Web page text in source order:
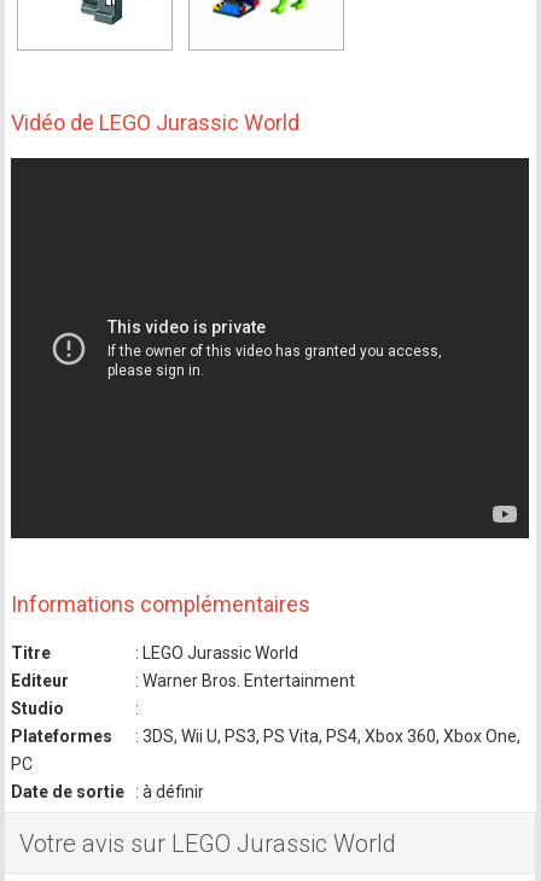
Vidéo de LEGO Jurassic World
Informations complémentaires
Titre
: LEGO Jurassic World
Editeur
: Warner Bros. Entertainment
Studio
:
Plateformes
: 3DS, Wii U, PS3, PS Vita, PS4, Xbox 360, Xbox One,
PC
Date de sortie
: à définir
Votre avis sur LEGO Jurassic World